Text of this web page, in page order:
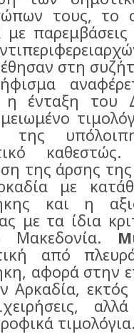
τους, το
με
στη
η ένταξη του
μειωμένο
της
της άρσης της
με
και η
με τα ίδια
Μακεδονία.
από
αφορά στην
Αρκαδία,